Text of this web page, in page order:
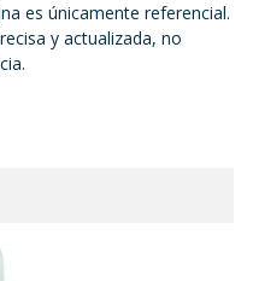
es únicamente referencial.
y actualizada, no